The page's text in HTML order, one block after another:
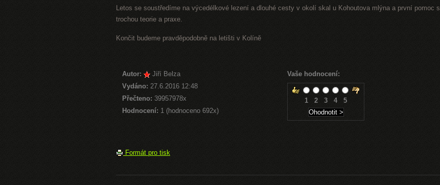
Letos se soustředíme na výcedélkové lezení a dlouhé cesty v okolí skal u Kohoutova mlýna a první pomoc s
trochou teorie a praxe.
Končit budeme pravděpodobně na letišti v Kolíně
Autor:
Jiří Belza
Vydáno: 27.6.2016 12:48
Přečteno: 39957978x
Hodnocení: 1 (hodnoceno 692x)
Vaše hodnocení:
1 2 3 4 5
Formát pro tisk